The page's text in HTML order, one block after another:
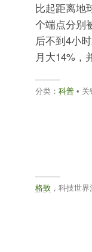
比起距离地
个端点分别
后不到4小
月大14%，
分类： 科普• 关
格致，科技世界